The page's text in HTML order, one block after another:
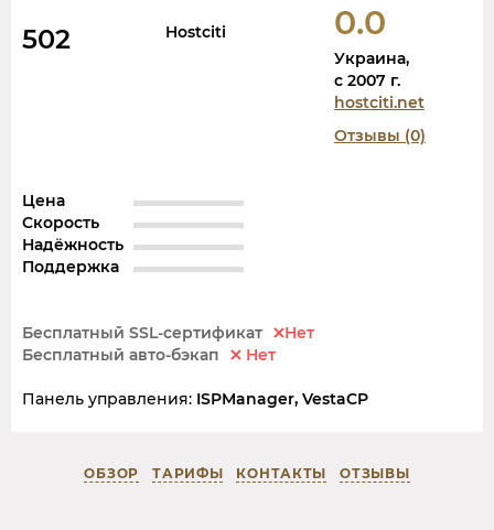
502 Hostciti 0.0
Украина,
c 2007 г.
hostciti.net
Отзывы (0)
Цена
Скорость
Надёжность
Поддержка
Бесплатный SSL-сертификат
Нет
Бесплатный авто-бэкап
Нет
Панель управления: ISPManager, VestaCP
ОБЗОР ТАРИФЫ КОНТАКТЫ ОТЗЫВЫ